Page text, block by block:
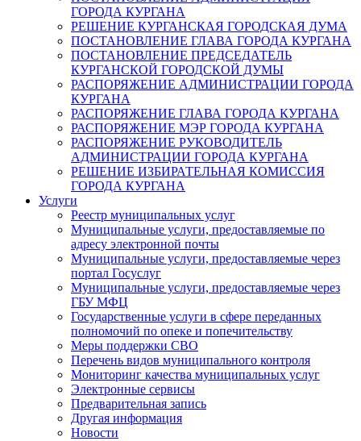
ГОРОДА КУРГАНА
РЕШЕНИЕ КУРГАНСКАЯ ГОРОДСКАЯ ДУМА
ПОСТАНОВЛЕНИЕ ГЛАВА ГОРОДА КУРГАНА
ПОСТАНОВЛЕНИЕ ПРЕДСЕДАТЕЛЬ
КУРГАНСКОЙ ГОРОДСКОЙ ДУМЫ
РАСПОРЯЖЕНИЕ АДМИНИСТРАЦИИ ГОРОДА
КУРГАНА
РАСПОРЯЖЕНИЕ ГЛАВА ГОРОДА КУРГАНА
РАСПОРЯЖЕНИЕ МЭР ГОРОДА КУРГАНА
РАСПОРЯЖЕНИЕ РУКОВОДИТЕЛЬ
АДМИНИСТРАЦИИ ГОРОДА КУРГАНА
РЕШЕНИЕ ИЗБИРАТЕЛЬНАЯ КОМИССИЯ
ГОРОДА КУРГАНА
Услуги
Реестр муниципальных услуг
Муниципальные услуги, предоставляемые по
адресу электронной почты
Муниципальные услуги, предоставляемые через
портал Госуслуг
Муниципальные услуги, предоставляемые через
ГБУ МФЦ
Государственные услуги в сфере переданных
полномочий по опеке и попечительству
Меры поддержки СВО
Перечень видов муниципального контроля
Мониторинг качества муниципальных услуг
Электронные сервисы
Предварительная запись
Другая информация
Новости